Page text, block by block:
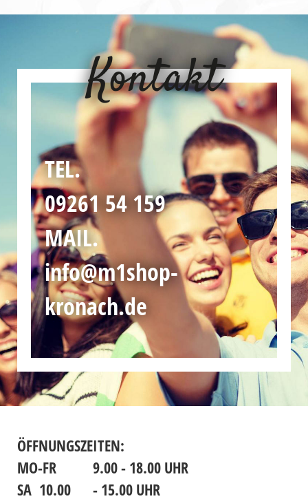
Kontakt
TEL.
09261 54 159
MAIL.
info@m1shop-
kronach.de
ÖFFNUNGSZEITEN:
MO-FR
9.00 - 18.00 UHR
SA 10.00
- 15.00 UHR